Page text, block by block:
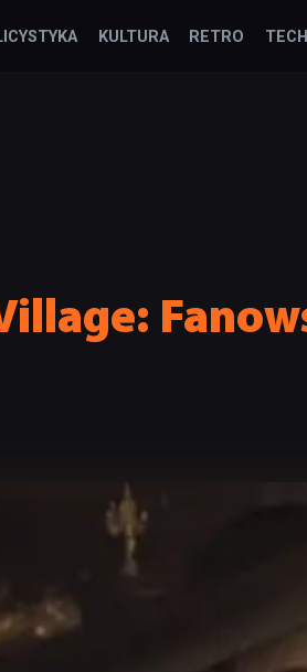
KULTURA RETRO